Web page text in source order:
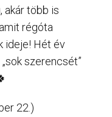
akár több is
régóta
ideje! Hét év
szerencsét”
22.)